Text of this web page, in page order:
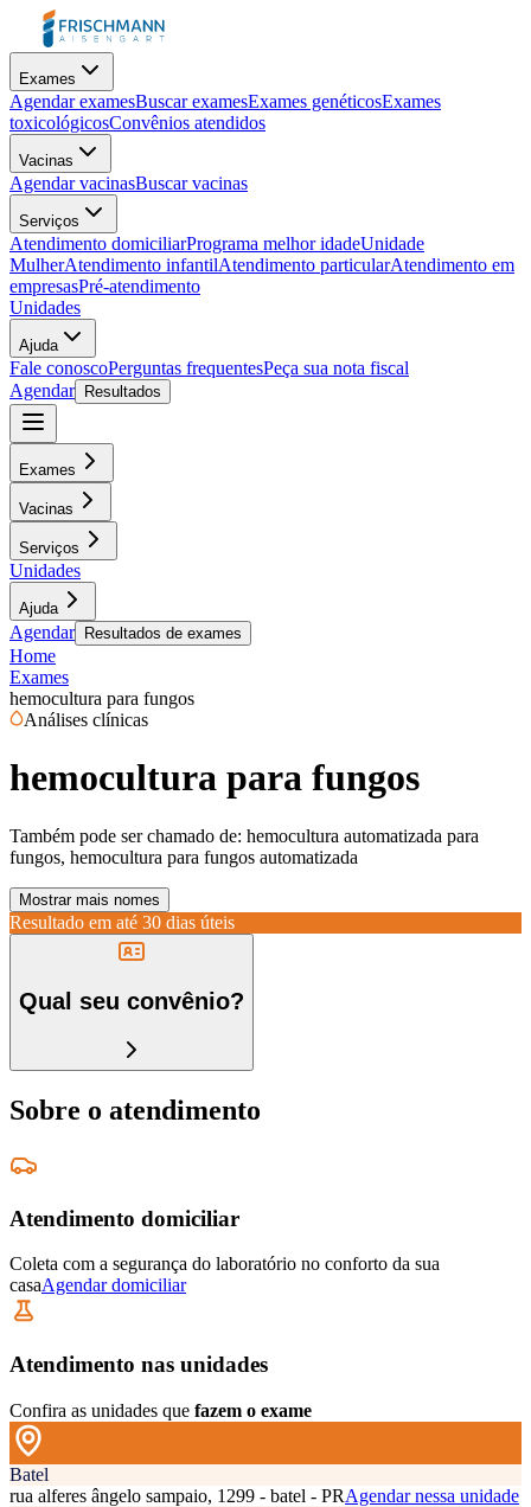
Exames
Agendar examesBuscar examesExames genéticosExames
toxicológicosConvênios atendidos
Vacinas
Agendar vacinasBuscar vacinas
Serviços
Atendimento domiciliarPrograma melhor idadeUnidade
MulherAtendimento infantilAtendimento particularAtendimento em
empresasPré-atendimento
Unidades
Ajuda
Fale conoscoPerguntas frequentesPeça sua nota fiscal
Agendar
Resultados
Exames
Vacinas
Serviços
Unidades
Ajuda
Agendar Resultados de exames
Home
Exames
hemocultura para fungos
Análises clínicas
hemocultura para fungos
Também pode ser chamado de: hemocultura automatizada para
fungos, hemocultura para fungos automatizada
Mostrar mais nomes
Resultado em até 30 dias úteis
Qual seu convênio?
Sobre o atendimento
Atendimento domiciliar
Coleta com a segurança do laboratório no conforto da sua
casaAgendar domiciliar
Atendimento nas unidades
Confira as unidades que fazem o exame
Batel
rua alferes ângelo sampaio, 1299 - batel - PRAgendar nessa unidade